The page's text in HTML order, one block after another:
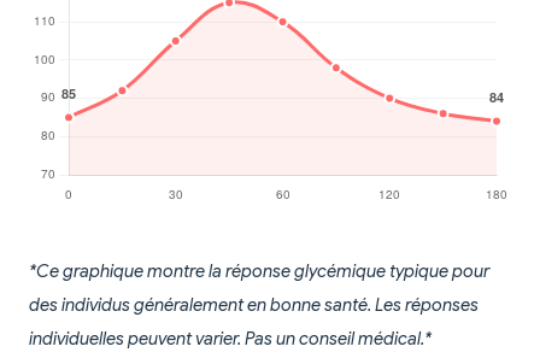
*Ce graphique montre la réponse glycémique typique pour
des individus généralement en bonne santé. Les réponses
individuelles peuvent varier. Pas un conseil médical.*